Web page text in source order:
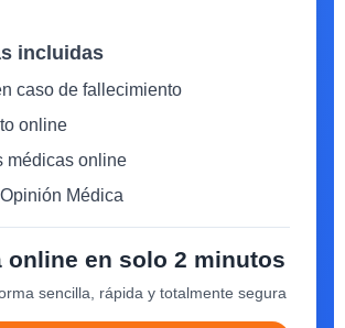
incluidas
caso de fallecimiento
online
médicas online
Médica
online en solo 2 minutos
sencilla, rápida y totalmente segura